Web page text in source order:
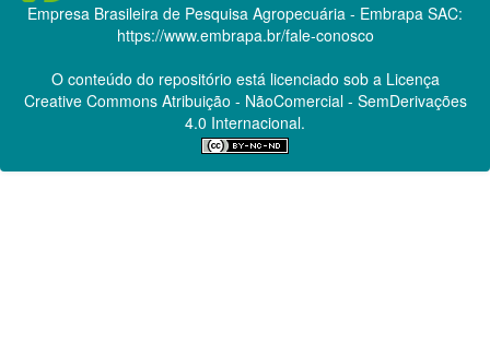
Empresa Brasileira de Pesquisa Agropecuária - Embrapa SAC:
https://www.embrapa.br/fale-conosco
O conteúdo do repositório está licenciado sob a Licença
Creative CommonsAtribuição - NãoComercial - SemDerivações
4.0 Internacional.